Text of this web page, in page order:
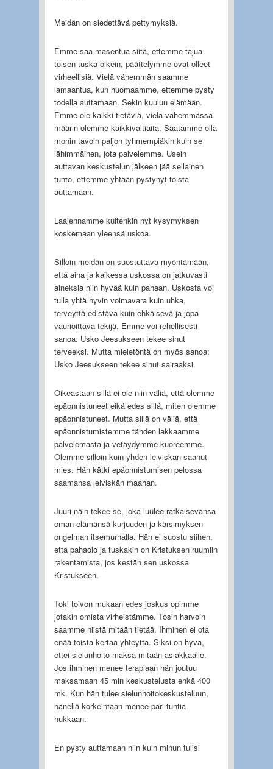
Meidän on siedettävä pettymyksiä.
Emme saa masentua siitä, ettemme tajua
toisen tuska oikein, päättelymme ovat olleet
virheellisiä. Vielä vähemmän saamme
lamaantua, kun huomaamme, ettemme pysty
todella auttamaan. Sekin kuuluu elämään.
Emme ole kaikki tietäviä, vielä vähemmässä
määrin olemme kaikkivaltiaita. Saatamme olla
monin tavoin paljon tyhmempiäkin kuin se
lähimmäinen, jota palvelemme. Usein
auttavan keskustelun jälkeen jää sellainen
tunto, ettemme yhtään pystynyt toista
auttamaan.
Laajennamme kuitenkin nyt kysymyksen
koskemaan yleensä uskoa.
Silloin meidän on suostuttava myöntämään,
että aina ja kaikessa uskossa on jatkuvasti
aineksia niin hyvää kuin pahaan. Uskosta voi
tulla yhtä hyvin voimavara kuin uhka,
terveyttä edistävä kuin ehkäisevä ja jopa
vaurioittava tekijä. Emme voi rehellisesti
sanoa: Usko Jeesukseen tekee sinut
terveeksi. Mutta mieletöntä on myös sanoa:
Usko Jeesukseen tekee sinut sairaaksi.
Oikeastaan sillä ei ole niin väliä, että olemme
epäonnistuneet eikä edes sillä, miten olemme
epäonnistuneet. Mutta sillä on väliä, että
epäonnistumistemme tähden lakkaamme
palvelemasta ja vetäydymme kuoreemme.
Olemme silloin kuin yhden leiviskän saanut
mies. Hän kätki epäonnistumisen pelossa
saamansa leiviskän maahan.
Juuri näin tekee se, joka luulee ratkaisevansa
oman elämänsä kurjuuden ja kärsimyksen
ongelman itsemurhalla. Hän ei suostu siihen,
että pahaolo ja tuskakin on Kristuksen ruumiin
rakentamista, jos kestän sen uskossa
Kristukseen.
Toki toivon mukaan edes joskus opimme
jotakin omista virheistämme. Tosin harvoin
saamme niistä mitään tietää. Ihminen ei ota
enää toista kertaa yhteyttä. Siksi on hyvä,
ettei sielunhoito maksa mitään asiakkaalle.
Jos ihminen menee terapiaan hän joutuu
maksamaan 45 min keskustelusta ehkä 400
mk. Kun hän tulee sielunhoitokeskusteluun,
hänellä korkeintaan menee pari tuntia
hukkaan.
En pysty auttamaan niin kuin minun tulisi